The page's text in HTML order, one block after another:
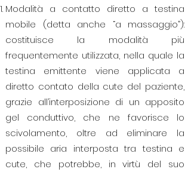
Modalità a contatto diretto a testina
mobile (detta anche “a massaggio”):
costituisce la modalità più
frequentemente utilizzata, nella quale la
testina emittente viene applicata a
diretto contato della cute del paziente,
grazie all’interposizione di un apposito
gel conduttivo, che ne favorisce lo
scivolamento, oltre ad eliminare la
possibile aria interposta tra testina e
cute, che potrebbe, in virtù del suo